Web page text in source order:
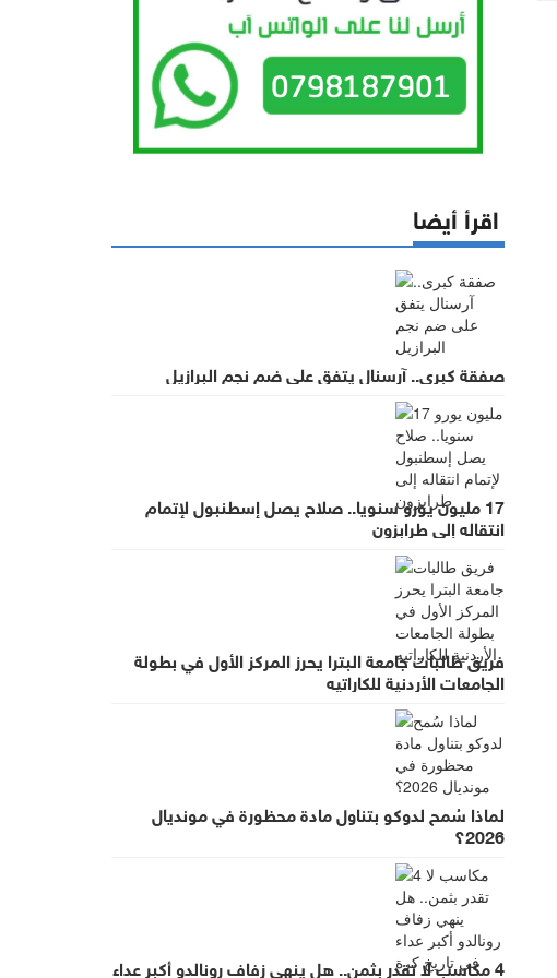
اقرأ أيضا
صفقة كبرى.. آرسنال يتفق على ضم نجم البرازيل
17 مليون يورو سنويا.. صلاح يصل إسطنبول لإتمام
انتقاله إلى طرابزون
فريق طالبات جامعة البترا يحرز المركز الأول في بطولة
الجامعات الأردنية للكاراتيه
لماذا سُمح لدوكو بتناول مادة محظورة في مونديال
2026؟
4 مكاسب لا تقدر بثمن.. هل ينهي زفاف رونالدو أكبر عداء